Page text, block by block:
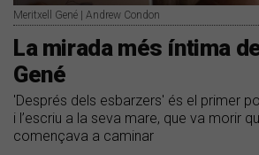
Meritxell Gené | Andrew Condon
La mirada més íntima
Gené
'Després dels esbarzers' és el primer
i l’escriu a la seva mare, que va morir
començava a caminar